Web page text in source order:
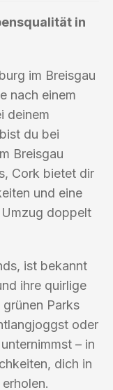
in
im Breisgau
nach einem
deinem
du bei
Breisgau
Cork bietet dir
und eine
doppelt
ist bekannt
ihre quirlige
Parks
oder
– in
dich in